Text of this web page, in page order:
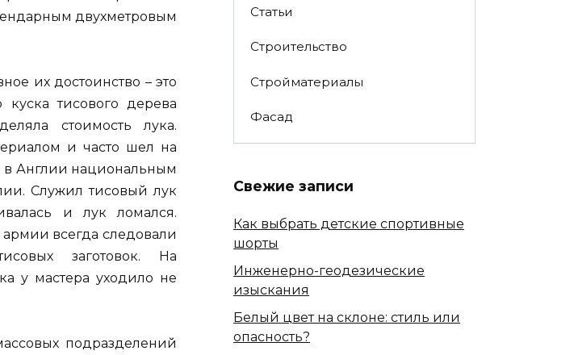
двухметровым
их достоинство – это
тисового дерева
стоимость лука.
и часто шел на
в Англии национальным
Служил тисовый лук
и лук ломался.
всегда следовали
заготовок. На
у мастера уходило не
подразделений
Статьи
Строительство
Стройматериалы
Фасад
Свежие записи
Как выбрать детские спортивные
шорты
Инженерно-геодезические
изыскания
Белый цвет на склоне: стиль или
опасность?